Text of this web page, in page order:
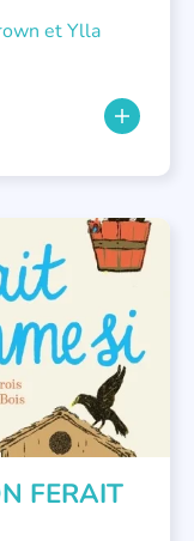
et Ylla
FERAIT